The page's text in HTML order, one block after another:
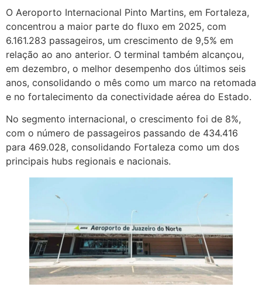
O Aeroporto Internacional Pinto Martins, em Fortaleza,
concentrou a maior parte do fluxo em 2025, com
6.161.283 passageiros, um crescimento de 9,5% em
relação ao ano anterior. O terminal também alcançou,
em dezembro, o melhor desempenho dos últimos seis
anos, consolidando o mês como um marco na retomada
e no fortalecimento da conectividade aérea do Estado.
No segmento internacional, o crescimento foi de 8%,
com o número de passageiros passando de 434.416
para 469.028, consolidando Fortaleza como um dos
principais hubs regionais e nacionais.